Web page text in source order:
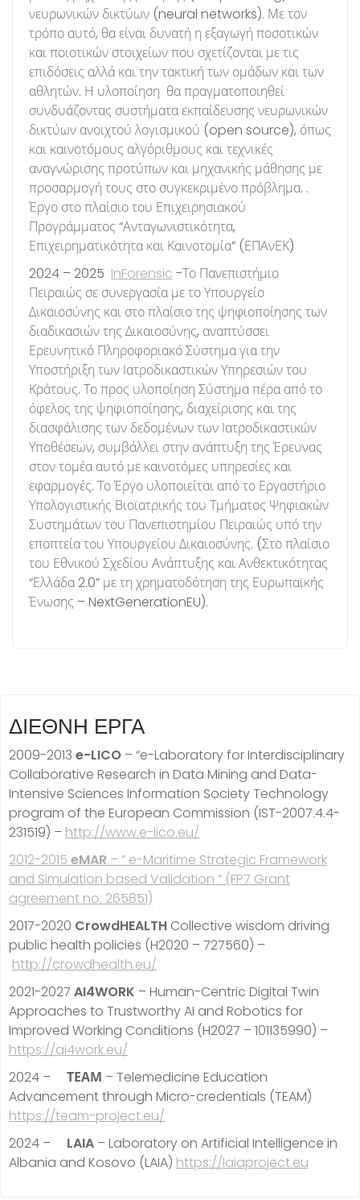
νευρωνικών δικτύων (neural networks). Με τον
τρόπο αυτό, θα είναι δυνατή η εξαγωγή ποσοτικών
και ποιοτικών στοιχείων που σχετίζονται με τις
επιδόσεις αλλά και την τακτική των ομάδων και των
αθλητών. Η υλοποίηση θα πραγματοποιηθεί
συνδυάζοντας συστήματα εκπαίδευσης νευρωνικών
δικτύων ανοιχτού λογισμικού (open source), όπως
και καινοτόμους αλγόριθμους και τεχνικές
αναγνώρισης προτύπων και μηχανικής μάθησης με
προσαρμογή τους στο συγκεκριμένο πρόβλημα. .
Έργο στο πλαίσιο του Επιχειρησιακού
Προγράμματος “Ανταγωνιστικότητα,
Επιχειρηματικότητα και Καινοτομία” (ΕΠΑνΕΚ)
2024 – 2025 InForensic -Το Πανεπιστήμιο
Πειραιώς σε συνεργασία με το Υπουργείο
Δικαιοσύνης και στο πλαίσιο της ψηφιοποίησης των
διαδικασιών της Δικαιοσύνης, αναπτύσσει
Ερευνητικό Πληροφοριακό Σύστημα για την
Υποστήριξη των Ιατροδικαστικών Υπηρεσιών του
Κράτους. Το προς υλοποίηση Σύστημα πέρα από το
όφελος της ψηφιοποίησης, διαχείρισης και της
διασφάλισης των δεδομένων των Ιατροδικαστικών
Υποθέσεων, συμβάλλει στην ανάπτυξη της Έρευνας
στον τομέα αυτό με καινοτόμες υπηρεσίες και
εφαρμογές. Το Έργο υλοποιείται από το Εργαστήριο
Υπολογιστικής Βιοϊατρικής του Τμήματος Ψηφιακών
Συστημάτων του Πανεπιστημίου Πειραιώς υπό την
εποπτεία του Υπουργείου Δικαιοσύνης. (Στο πλαίσιο
του Εθνικού Σχεδίου Ανάπτυξης και Ανθεκτικότητας
“Ελλάδα 2.0” με τη χρηματοδότηση της Ευρωπαϊκής
Ένωσης – NextGenerationEU).
ΔΙΕΘΝΉ ΈΡΓΑ
2009-2013 e-LICO – “e-Laboratory for Interdisciplinary
Collaborative Research in Data Mining and Data-
Intensive Sciences Information Society Technology
program of the European Commission (IST-2007.4.4-
231519) – http://www.e-lico.eu/
2012-2015 eMAR – ” e-Maritime Strategic Framework
and Simulation based Validation ” (FP7 Grant
agreement no: 265851)
2017-2020 CrowdHEALTH Collective wisdom driving
public health policies (H2020 – 727560) –
http://crowdhealth.eu/
2021-2027 AI4WORK – Human-Centric Digital Twin
Approaches to Trustworthy AI and Robotics for
Improved Working Conditions (H2027 – 101135990) –
https://ai4work.eu/
2024 – ΤΕΑΜ – Telemedicine Education
Advancement through Micro-credentials (TEAM)
https://team-project.eu/
2024 – LAIA – Laboratory on Artificial Intelligence in
Albania and Kosovo (LAIA) https://laiaproject.eu